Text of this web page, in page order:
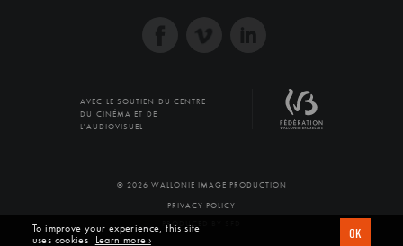
AVEC LE SOUTIEN DU CENTRE
DU CINÉMA ET DE
L'AUDIOVISUEL
© 2026 WALLONIE IMAGE PRODUCTION
PRIVACY POLICY
PRODUCED BY SFD
To improve your experience, this site
uses cookies Learn more › OK